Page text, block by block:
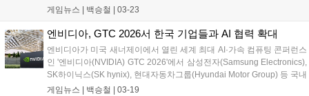
설계의 스테디셀러 'ZBOX CI343 Edge'을 주축으로, 고대역폭 DDR5
에이전트 구동 환경을 제공한다....
게임뉴스 | 백승철 03-23
엔비디아, GTC 2026서 한국 기업들과 AI 협력 확대
엔비디아가 미국 새너제이에서 열린 세계 최대 AI·가속 컴퓨팅 콘퍼런스
인 '엔비디아(NVIDIA) GTC 2026'에서 삼성전자(Samsung Electronics),
SK하이닉스(SK hynix), 현대자동차그룹(Hyundai Motor Group) 등 국내
주요 기업들과의 다양한 협력 사례를 공개했다. 이번 행사에서는 AI 인프
게임뉴스 | 백승철 03-19